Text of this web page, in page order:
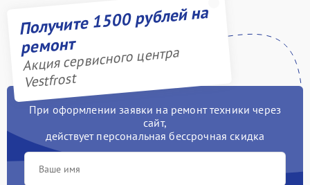
Получите 1500 рублей на
ремонт
Акция сервисного центра
Vestfrost
При оформлении заявки на ремонт техники через
сайт,
действует персональная бессрочная скидка